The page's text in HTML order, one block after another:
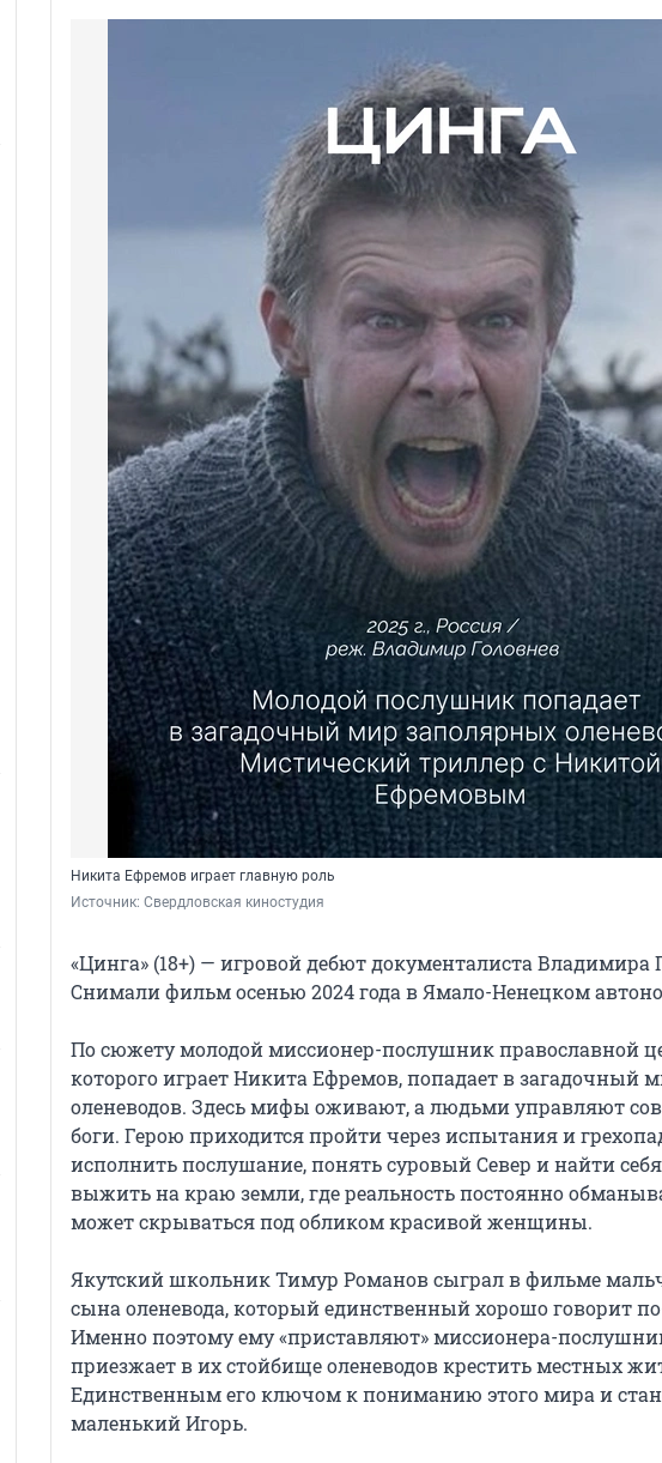
Никита Ефремов играет главную роль
Источник: Свердловская киностудия
«Цинга» (18+) — игровой дебют документалиста Владимира
Снимали фильм осенью 2024 года в Ямало-Ненецком
По сюжету молодой миссионер-послушник православной
которого играет Никита Ефремов, попадает в загадочный
оленеводов. Здесь мифы оживают, а людьми управляют
боги. Герою приходится пройти через испытания и
исполнить послушание, понять суровый Север и найти
выжить на краю земли, где реальность постоянно
может скрываться под обликом красивой женщины.
Якутский школьник Тимур Романов сыграл в фильме
сына оленевода, который единственный хорошо говорит
Именно поэтому ему «приставляют» миссионера-
приезжает в их стойбище оленеводов крестить местных
Единственным его ключом к пониманию этого мира и
маленький Игорь.